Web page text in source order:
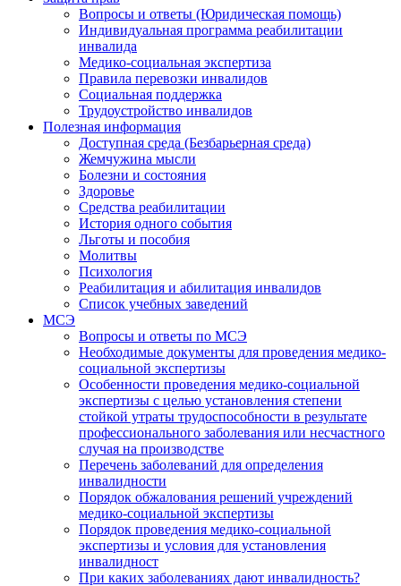
Вопросы и ответы (Юридическая помощь)
Индивидуальная программа реабилитации
инвалида
Медико-социальная экспертиза
Правила перевозки инвалидов
Социальная поддержка
Трудоустройство инвалидов
Полезная информация
Доступная среда (Безбарьерная среда)
Жемчужина мысли
Болезни и состояния
Здоровье
Средства реабилитации
История одного события
Льготы и пособия
Молитвы
Психология
Реабилитация и абилитация инвалидов
Список учебных заведений
МСЭ
Вопросы и ответы по МСЭ
Необходимые документы для проведения медико-
социальной экспертизы
Особенности проведения медико-социальной
экспертизы с целью установления степени
стойкой утраты трудоспособности в результате
профессионального заболевания или несчастного
случая на производстве
Перечень заболеваний для определения
инвалидности
Порядок обжалования решений учреждений
медико-социальной экспертизы
Порядок проведения медико-социальной
экспертизы и условия для установления
инвалидност
При каких заболеваниях дают инвалидность?